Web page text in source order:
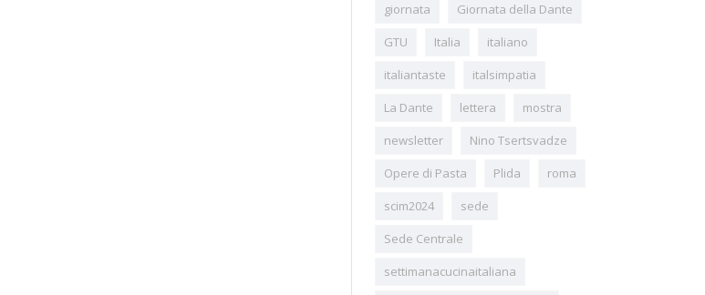
giornata
Giornata della Dante
GTU
Italia
italiano
italiantaste
italsimpatia
La Dante
lettera
mostra
newsletter
Nino Tsertsvadze
Opere di Pasta
Plida
roma
scim2024
sede
Sede Centrale
settimanacucinaitaliana